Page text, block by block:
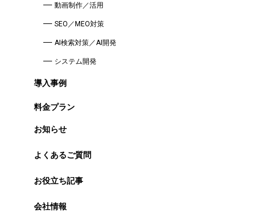
動画制作／活用
SEO／MEO対策
AI検索対策／AI開発
システム開発
導入事例
料金プラン
お知らせ
よくあるご質問
お役立ち記事
会社情報